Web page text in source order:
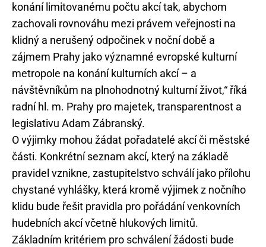
konání limitovanému počtu akcí tak, abychom
zachovali rovnováhu mezi právem veřejnosti na
klidný a nerušený odpočinek v noční době a
zájmem Prahy jako významné evropské kulturní
metropole na konání kulturních akcí – a
návštěvníkům na plnohodnotný kulturní život,“ říká
radní hl. m. Prahy pro majetek, transparentnost a
legislativu Adam Zábranský.
O výjimky mohou žádat pořadatelé akcí či městské
části. Konkrétní seznam akcí, který na základě
pravidel vznikne, zastupitelstvo schválí jako přílohu
chystané vyhlášky, která kromě výjimek z nočního
klidu bude řešit pravidla pro pořádání venkovních
hudebních akcí včetně hlukových limitů.
Základním kritériem pro schválení žádosti bude